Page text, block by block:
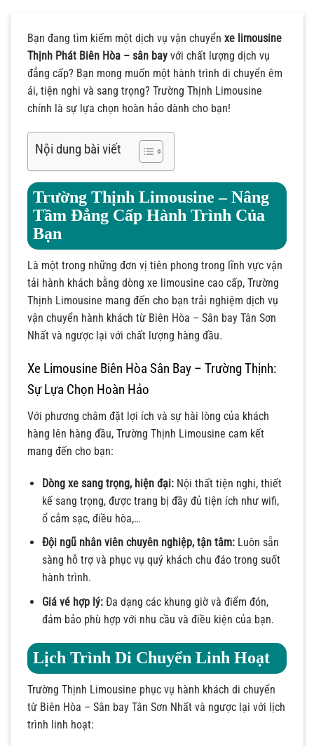
Bạn đang tìm kiếm một dịch vụ vận chuyển xe limousine
Thịnh Phát Biên Hòa – sân bay với chất lượng dịch vụ
đẳng cấp? Bạn mong muốn một hành trình di chuyển êm
ái, tiện nghi và sang trọng? Trường Thịnh Limousine
chính là sự lựa chọn hoàn hảo dành cho bạn!
Nội dung bài viết
Trường Thịnh Limousine – Nâng
Tầm Đẳng Cấp Hành Trình Của
Bạn
Là một trong những đơn vị tiên phong trong lĩnh vực vận
tải hành khách bằng dòng xe limousine cao cấp, Trường
Thịnh Limousine mang đến cho bạn trải nghiệm dịch vụ
vận chuyển hành khách từ Biên Hòa – Sân bay Tân Sơn
Nhất và ngược lại với chất lượng hàng đầu.
Xe Limousine Biên Hòa Sân Bay – Trường Thịnh:
Sự Lựa Chọn Hoàn Hảo
Với phương châm đặt lợi ích và sự hài lòng của khách
hàng lên hàng đầu, Trường Thịnh Limousine cam kết
mang đến cho bạn:
Dòng xe sang trọng, hiện đại:Nội thất tiện nghi, thiết
kế sang trọng, được trang bị đầy đủ tiện ích như wifi,
ổ cắm sạc, điều hòa,…
Đội ngũ nhân viên chuyên nghiệp, tận tâm:Luôn sẵn
sàng hỗ trợ và phục vụ quý khách chu đáo trong suốt
hành trình.
Giá vé hợp lý:Đa dạng các khung giờ và điểm đón,
đảm bảo phù hợp với nhu cầu và điều kiện của bạn.
Lịch Trình Di Chuyển Linh Hoạt
Trường Thịnh Limousine phục vụ hành khách di chuyển
từ Biên Hòa – Sân bay Tân Sơn Nhất và ngược lại với lịch
trình linh hoạt: